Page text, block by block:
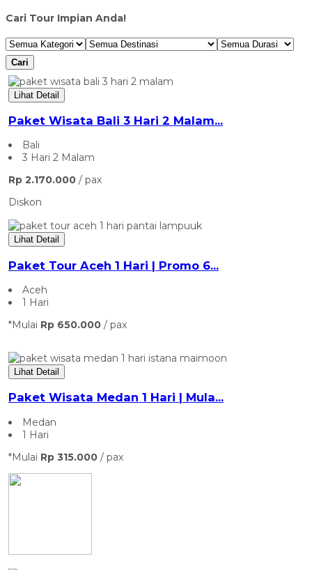
Cari Tour Impian Anda!
Cari
Lihat Detail
Paket Wisata Bali 3 Hari 2 Malam...
Bali
3 Hari 2 Malam
Rp 2.170.000 / pax
Diskon
Lihat Detail
Paket Tour Aceh 1 Hari | Promo 6...
Aceh
1 Hari
*Mulai Rp 650.000 / pax
Lihat Detail
Paket Wisata Medan 1 Hari | Mula...
Medan
1 Hari
*Mulai Rp 315.000 / pax